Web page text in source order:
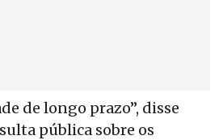
de longo prazo”, disse
pública sobre os